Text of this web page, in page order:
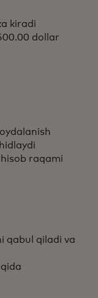
kiradi
dollar
raqami
qabul qiladi va